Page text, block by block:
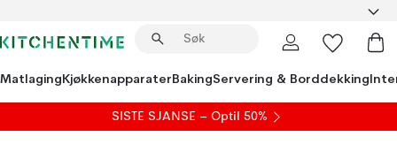
MatlagingKjøkkenapparaterBakingServering & Borddekking
SISTE SJANSE – Optil 50%